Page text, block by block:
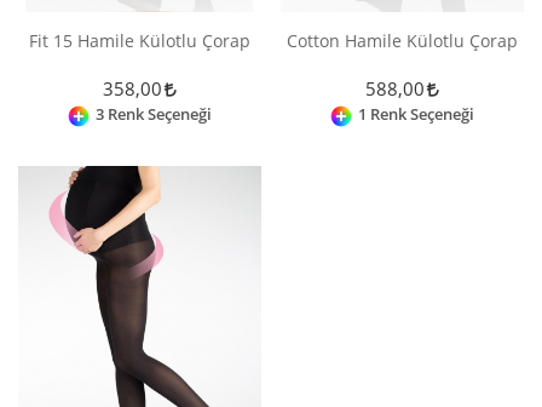
Fit 15 Hamile Külotlu Çorap
358,00
3 Renk Seçeneği
Cotton Hamile Külotlu Çorap
588,00
1 Renk Seçeneği